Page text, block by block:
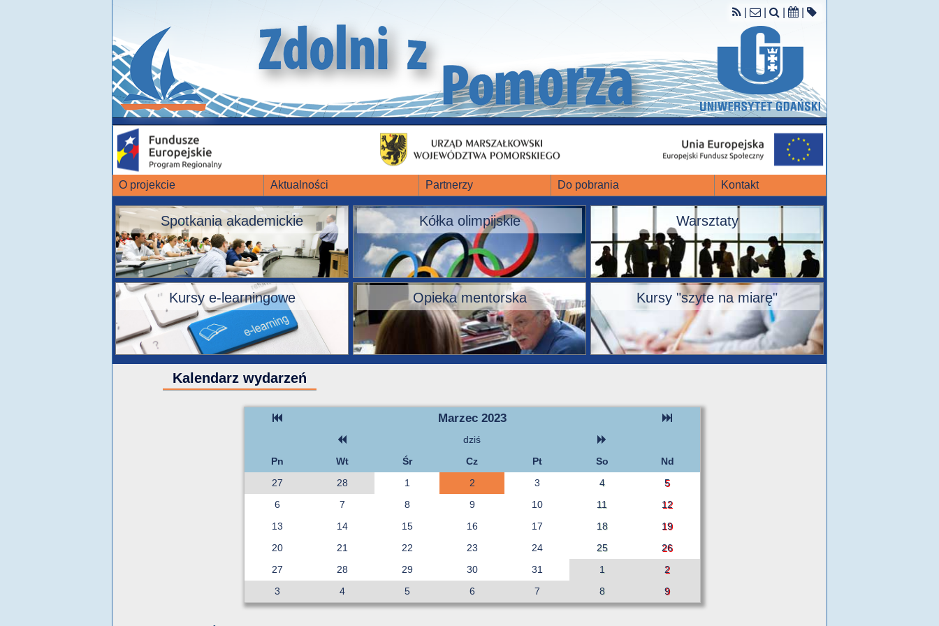
O projekcie Aktualności Partnerzy Do pobrania Kontakt
Spotkania akademickie Kółka olimpijskie Warsztaty
Kursy e-learningowe Opieka mentorska Kursy "szyte na miarę"
Kalendarz wydarzeń
Marzec 2023
dziś
Pn
Wt Śr Cz Pt So
Nd
27
28 1 2 3 4
5
6
7 8 9 10 11
12
13
14 15 16 17 18
19
20
21 22 23 24 25
26
27
28 29 30 31 1
2
3
4 5 6 7 8 9